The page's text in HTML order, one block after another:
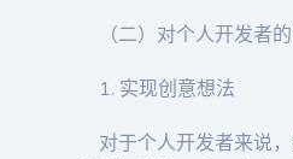
（二）对个人开发者
1. 实现创意想法
对于个人开发者来说